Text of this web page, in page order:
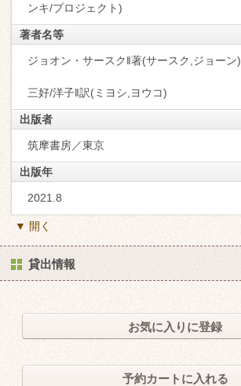
ンキ/プロジェクト)
著者名等
ジョオン・サースク‖著(サースク,ジョーン)
三好/洋子‖訳(ミヨシ,ヨウコ)
出版者
筑摩書房／東京
出版年
2021.8
▼ 開く
貸出情報
お気に入りに登録
予約カートに入れる